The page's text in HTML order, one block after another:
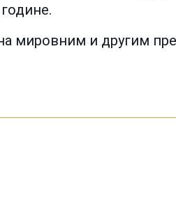
на мировним и другим